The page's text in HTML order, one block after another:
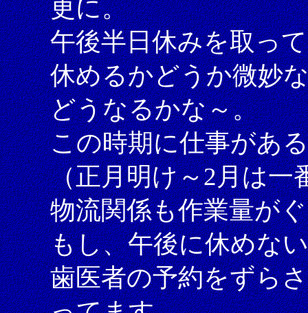
更に。
午後半日休みを取っ
休めるかどうか微妙
どうなるかな～。
この時期に仕事があ
（正月明け～2月は一
物流関係も作業量が
もし、午後に休めな
歯医者の予約をずら